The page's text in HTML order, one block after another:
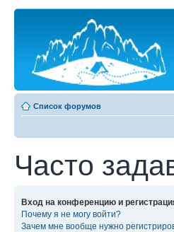
Список форумов
Часто
Вход на конференцию и
Почему я не могу войти?
Зачем мне вообще нужно